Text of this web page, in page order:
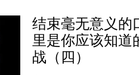
结束毫无意义的
里是你应该知
战（四）